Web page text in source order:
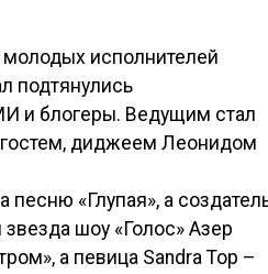
исполнителей
подтянулись
и блогеры. Ведущим стал
диджеем Леонидом
«Глупая», а
шоу «Голос» Азер
а певица Sandra Top –